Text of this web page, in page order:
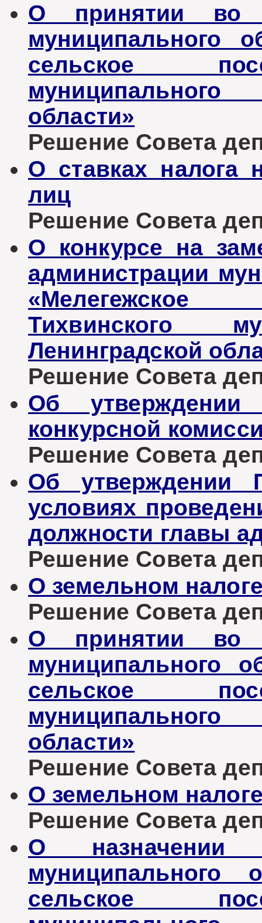
О принятии во
муниципального
сельское
муниципального
области»
Решение Совета
О ставках налога
лиц
Решение Совета
О конкурсе на
администрации
«Мелегежское
Тихвинского
Ленинградской
Решение Совета
Об утверждении
конкурсной
Решение Совета
Об утверждении
условиях
должности главы
Решение Совета
О земельном
Решение Совета
О принятии во
муниципального
сельское
муниципального
области»
Решение Совета
О земельном
Решение Совета
О назначении
муниципального
сельское